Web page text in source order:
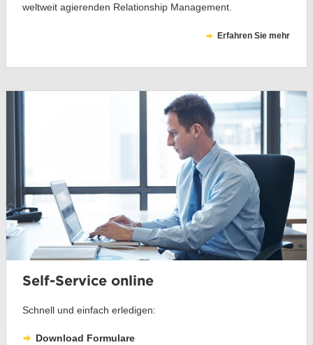
weltweit agierenden Relationship Management.
Erfahren Sie mehr
Self-Service online
Schnell und einfach erledigen:
Download Formulare